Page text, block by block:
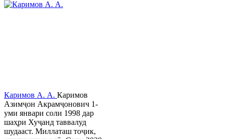
Каримов А. А. Каримов
Азимҷон Акрамҷонович 1-
уми январи соли 1998 дар
шаҳри Хуҷанд таввалуд
шудааст. Миллаташ тоҷик,